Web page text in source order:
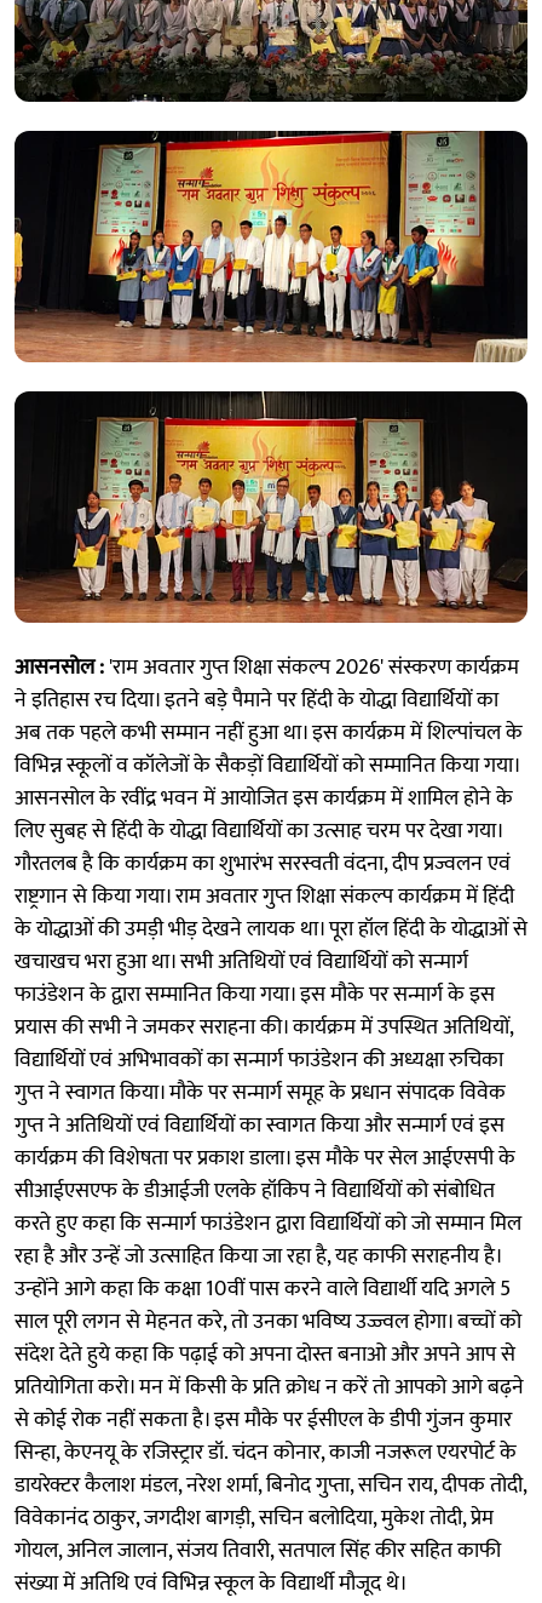
आसनसोल :'राम अवतार गुप्त शिक्षा संकल्प 2026' संस्करण कार्यक्रम
ने इतिहास रच दिया। इतने बड़े पैमाने पर हिंदी के योद्धा विद्यार्थियों का
अब तक पहले कभी सम्मान नहीं हुआ था। इस कार्यक्रम में शिल्पांचल के
विभिन्न स्कूलों व कॉलेजों के सैकड़ों विद्यार्थियों को सम्मानित किया गया।
आसनसोल के रवींद्र भवन में आयोजित इस कार्यक्रम में शामिल होने के
लिए सुबह से हिंदी के योद्धा विद्यार्थियों का उत्साह चरम पर देखा गया।
गौरतलब है कि कार्यक्रम का शुभारंभ सरस्वती वंदना, दीप प्रज्वलन एवं
राष्ट्रगान से किया गया। राम अवतार गुप्त शिक्षा संकल्प कार्यक्रम में हिंदी
के योद्धाओं की उमड़ी भीड़ देखने लायक था। पूरा हॉल हिंदी के योद्धाओं से
खचाखच भरा हुआ था। सभी अतिथियों एवं विद्यार्थियों को सन्मार्ग
फाउंडेशन के द्वारा सम्मानित किया गया। इस मौके पर सन्मार्ग के इस
प्रयास की सभी ने जमकर सराहना की। कार्यक्रम में उपस्थित अतिथियों,
विद्यार्थियों एवं अभिभावकों का सन्मार्ग फाउंडेशन की अध्यक्षा रुचिका
गुप्त ने स्वागत किया। मौके पर सन्मार्ग समूह के प्रधान संपादक विवेक
गुप्त ने अतिथियों एवं विद्यार्थियों का स्वागत किया और सन्मार्ग एवं इस
कार्यक्रम की विशेषता पर प्रकाश डाला। इस मौके पर सेल आईएसपी के
सीआईएसएफ के डीआईजी एलके हॉकिप ने विद्यार्थियों को संबोधित
करते हुए कहा कि सन्मार्ग फाउंडेशन द्वारा विद्यार्थियों को जो सम्मान मिल
रहा है और उन्हें जो उत्साहित किया जा रहा है, यह काफी सराहनीय है।
उन्होंने आगे कहा कि कक्षा 10वीं पास करने वाले विद्यार्थी यदि अगले 5
साल पूरी लगन से मेहनत करे, तो उनका भविष्य उज्ज्वल होगा। बच्चों को
संदेश देते हुये कहा कि पढ़ाई को अपना दोस्त बनाओ और अपने आप से
प्रतियोगिता करो। मन में किसी के प्रति क्रोध न करें तो आपको आगे बढ़ने
से कोई रोक नहीं सकता है। इस मौके पर ईसीएल के डीपी गुंजन कुमार
सिन्हा, केएनयू के रजिस्ट्रार डॉ. चंदन कोनार, काजी नजरूल एयरपोर्ट के
डायरेक्टर कैलाश मंडल, नरेश शर्मा, बिनोद गुप्ता, सचिन राय, दीपक तोदी,
विवेकानंद ठाकुर, जगदीश बागड़ी, सचिन बलोदिया, मुकेश तोदी, प्रेम
गोयल, अनिल जालान, संजय तिवारी, सतपाल सिंह कीर सहित काफी
संख्या में अतिथि एवं विभिन्न स्कूल के विद्यार्थी मौजूद थे।